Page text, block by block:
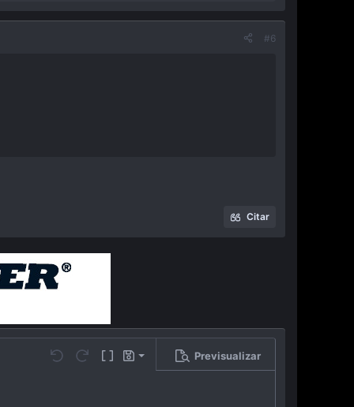
#6
Citar
Undo Redo Toggle BB code
Borradores
Guardar borrador
Previsualizar